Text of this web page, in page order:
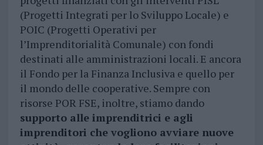
(Progetti Integrati per lo Sviluppo Locale) e
POIC (Progetti Operativi per
l’Imprenditorialità Comunale) con fondi
destinati alle amministrazioni locali. E ancora
il Fondo per la Finanza Inclusiva e quello per
il mondo delle cooperative. Sempre con
risorse POR FSE, inoltre, stiamo dando
supporto alle imprenditrici e agli
imprenditori che vogliono avviare nuove